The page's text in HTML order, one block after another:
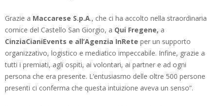
Grazie a Maccarese S.p.A., che ci ha accolto nella straordinaria
cornice del Castello San Giorgio, a Qui Fregene, a
CinziaCianiEvents e all’Agenzia InRete per un supporto
organizzativo, logistico e mediatico impeccabile. Infine, grazie a
tutti i premiati, agli ospiti, ai volontari, ai partner e ad ogni
persona che era presente. L’entusiasmo delle oltre 500 persone
presenti ci conferma che questa intuizione aveva un senso”.